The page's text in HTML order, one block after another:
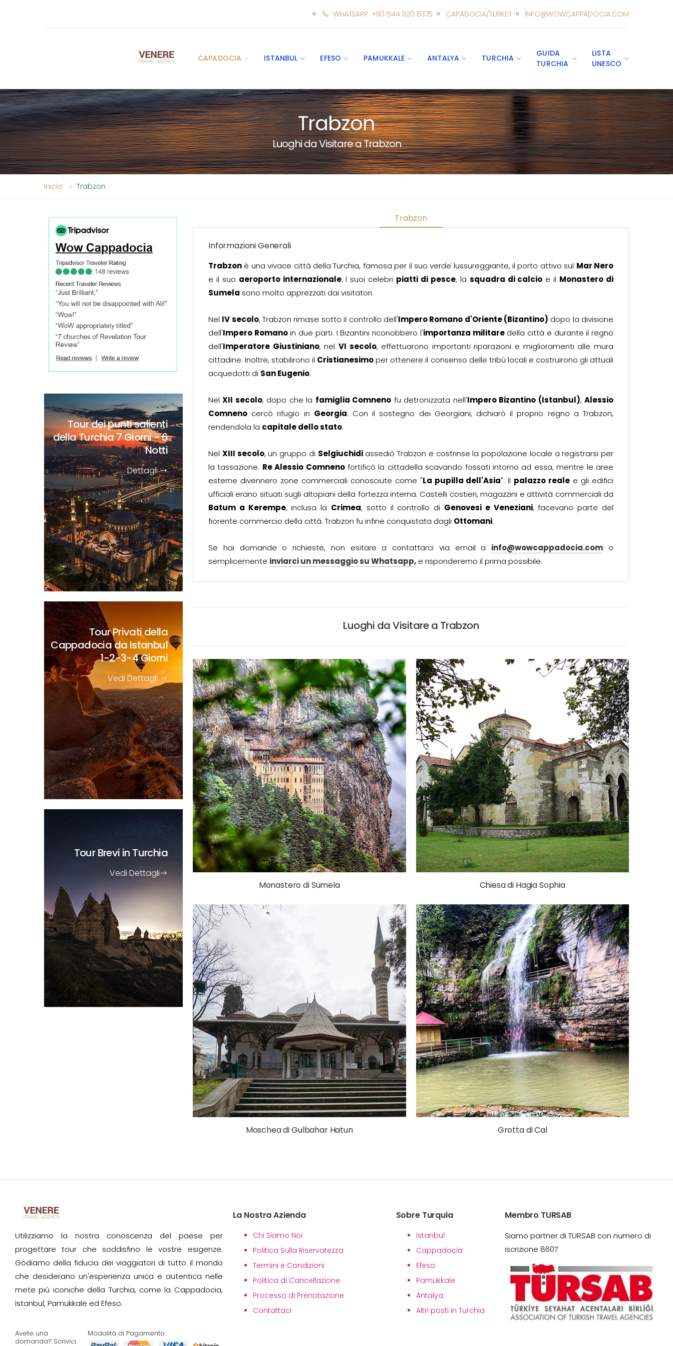
WHATSAPP: +90 544 920 8375 CAPADOCIA/TURKEY INFO@WOWCAPPADOCIA.COM
CAPADOCIA ISTANBUL EFESO PAMUKKALE ANTALYA TURCHIA
GUIDA
TURCHIA
LISTA
UNESCO
Trabzon
Luoghi da Visitare a Trabzon
Inicio Trabzon
Trabzon
Informazioni Generali
Trabzon è una vivace città della Turchia, famosa per il suo verde lussureggiante, il porto attivo sul Mar Nero
e il suo aeroporto internazionale. I suoi celebri piatti di pesce, la squadra di calcio e il Monastero di
Sumela sono molto apprezzati dai visitatori.
Nel IV secolo, Trabzon rimase sotto il controllo dell'Impero Romano d'Oriente (Bizantino) dopo la divisione
dell'Impero Romanoin due parti. I Bizantini riconobbero l'importanza militaredella città e durante il regno
dell'Imperatore Giustiniano, nel VI secolo, effettuarono importanti riparazioni e miglioramenti alle mura
cittadine. Inoltre, stabilirono il Cristianesimoper ottenere il consenso delle tribù locali e costruirono gli attuali
acquedotti di San Eugenio.
NelXII secolo, dopo che la famiglia Comneno fu detronizzata nell'Impero Bizantino (Istanbul),Alessio
Comneno cercò rifugio in Georgia. Con il sostegno dei Georgiani, dichiarò il proprio regno a Trabzon,
rendendola la capitale dello stato.
Nel XIII secolo, un gruppo di Selgiuchidiassediò Trabzon e costrinse la popolazione locale a registrarsi per
la tassazione. Re Alessio Comnenofortificò la cittadella scavando fossati intorno ad essa, mentre le aree
esterne divennero zone commerciali conosciute come "La pupilla dell'Asia". Il palazzo reale e gli edifici
ufficiali erano situati sugli altopiani della fortezza interna. Castelli costieri, magazzini e attività commerciali da
Batum a Kerempe, inclusa la Crimea, sotto il controllo di Genovesi e Veneziani, facevano parte del
fiorente commercio della città. Trabzon fu infine conquistata dagli Ottomani.
Se hai domande o richieste, non esitare a contattarci via email a info@wowcappadocia.com o
semplicemente inviarci un messaggio su Whatsapp, e risponderemo il prima possibile.
Luoghi da Visitare a Trabzon
Monastero di Sumela Chiesa di Hagia Sophia
Moschea di Gulbahar Hatun Grotta di Cal
Tour dei punti salienti
della Turchia7 Giorni - 6
Notti
Dettagli
Tour Privati della
Cappadocia da Istanbul
1-2-3-4 Giorni
Vedi Dettagli
Tour Brevi in Turchia
Vedi Dettagli
Utilizziamo la nostra conoscenza del paese per
progettare tour che soddisfino le vostre esigenze.
Godiamo della fiducia dei viaggiatori di tutto il mondo
che desiderano un'esperienza unica e autentica nelle
mete più iconiche della Turchia, come la Cappadocia,
Istanbul, Pamukkale ed Efeso.
Avete una
domanda? Scrivici
Modalità di Pagamento
La Nostra Azienda
Chi Siamo Noi
Politica Sulla Riservatezza
Termini e Condizioni
Politica di Cancellazione
Processo di Prenotazione
Contattaci
Sobre Turquia
Istanbul
Cappadocia
Efeso
Pamukkale
Antalya
Altri posti in Turchia
Membro TURSAB
Siamo partner di TURSAB con numero di
iscrizione 8607